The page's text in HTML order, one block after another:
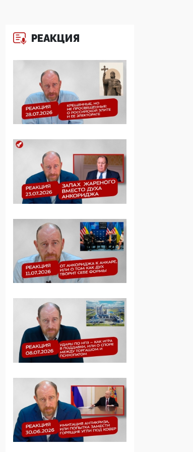
09:43, 01 Июня 2026
5G за счет здоровья
граждан: Минцифры
намерено отобрать у
регионов и
муниципалитетов право
защищать жилые дома
и социальные объекты
от ЭМИ
05:58, 26 Мая 2026
Роскомнадзор
освободили от борца с
деструктивным и
опасным контентом
07:39, 25 Мая 2026
Манифест против
семьи и традиционных
ценностей: «Новые
люди» поднимают
электорат феминисток
на битву с
05:08, 15 Мая 2026
Эзотерика,
инфоцыганство и
лженаука под ширмой
защиты традиционных
ценностей: кто и с чем
выступал на форуме
«Россия 809. Традиции
будущего»
09:40, 06 Мая 2026
РЕАКЦИЯ